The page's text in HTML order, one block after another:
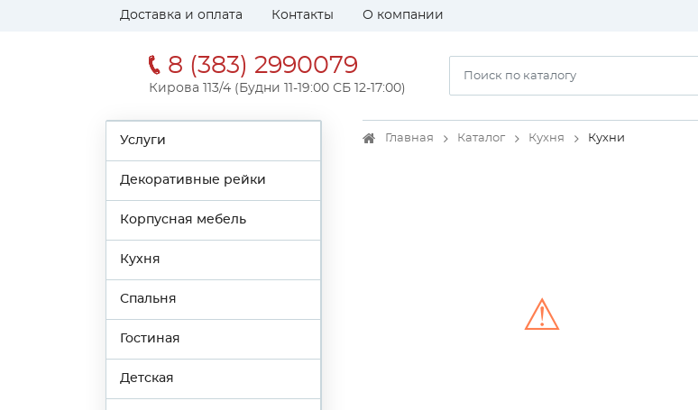
Доставка и оплата Контакты О компании
8 (383) 2990079
Кирова 113/4 (Будни 11-19:00 СБ 12-17:00)
Услуги
Декоративные рейки
Корпусная мебель
Кухня
Спальня
Гостиная
Детская
Главная Каталог Кухня Кухни
⚠